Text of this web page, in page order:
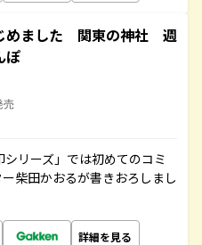
めました 関東の神社 週
ぽ
売
リーズ」では初めてのコミ
柴田かおるが書きおろしまし
詳細を見る